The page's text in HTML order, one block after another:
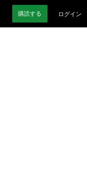
購読する ログイン